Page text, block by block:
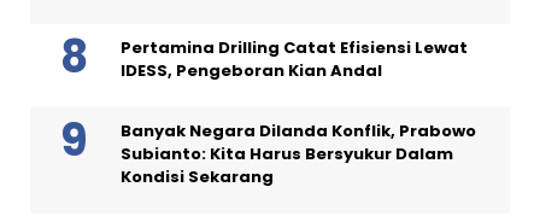
Pertamina Drilling Catat Efisiensi Lewat
IDESS, Pengeboran Kian Andal
Banyak Negara Dilanda Konflik, Prabowo
Subianto: Kita Harus Bersyukur Dalam
Kondisi Sekarang